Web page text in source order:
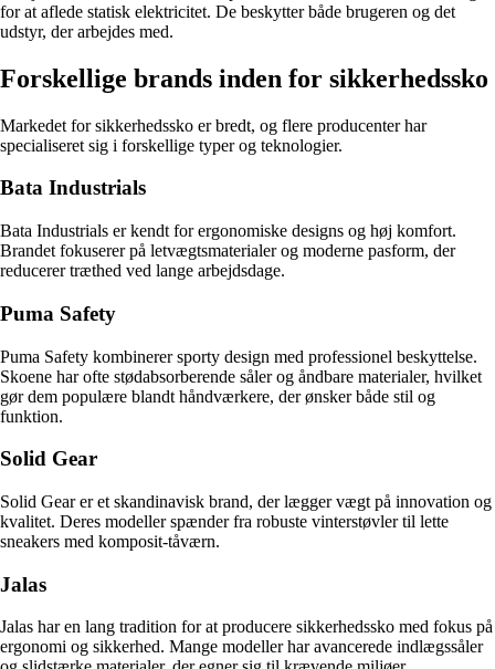
for at aflede statisk elektricitet. De beskytter både brugeren og det
udstyr, der arbejdes med.
Forskellige brands inden for sikkerhedssko
Markedet for sikkerhedssko er bredt, og flere producenter har
specialiseret sig i forskellige typer og teknologier.
Bata Industrials
Bata Industrials er kendt for ergonomiske designs og høj komfort.
Brandet fokuserer på letvægtsmaterialer og moderne pasform, der
reducerer træthed ved lange arbejdsdage.
Puma Safety
Puma Safety kombinerer sporty design med professionel beskyttelse.
Skoene har ofte stødabsorberende såler og åndbare materialer, hvilket
gør dem populære blandt håndværkere, der ønsker både stil og
funktion.
Solid Gear
Solid Gear er et skandinavisk brand, der lægger vægt på innovation og
kvalitet. Deres modeller spænder fra robuste vinterstøvler til lette
sneakers med komposit-tåværn.
Jalas
Jalas har en lang tradition for at producere sikkerhedssko med fokus på
ergonomi og sikkerhed. Mange modeller har avancerede indlægssåler